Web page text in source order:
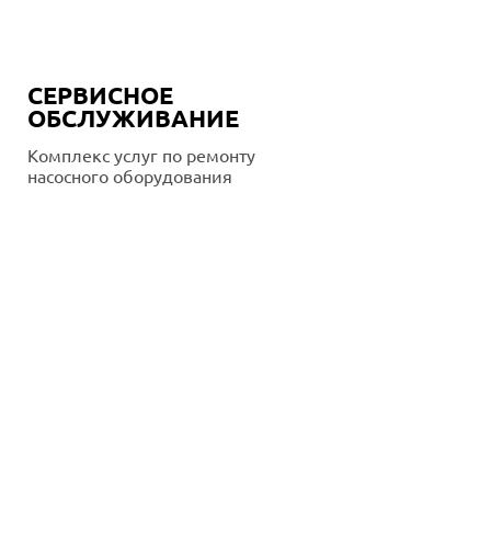
СЕРВИСНОЕ
ОБСЛУЖИВАНИЕ
Комплекс услуг по ремонту
насосного оборудования